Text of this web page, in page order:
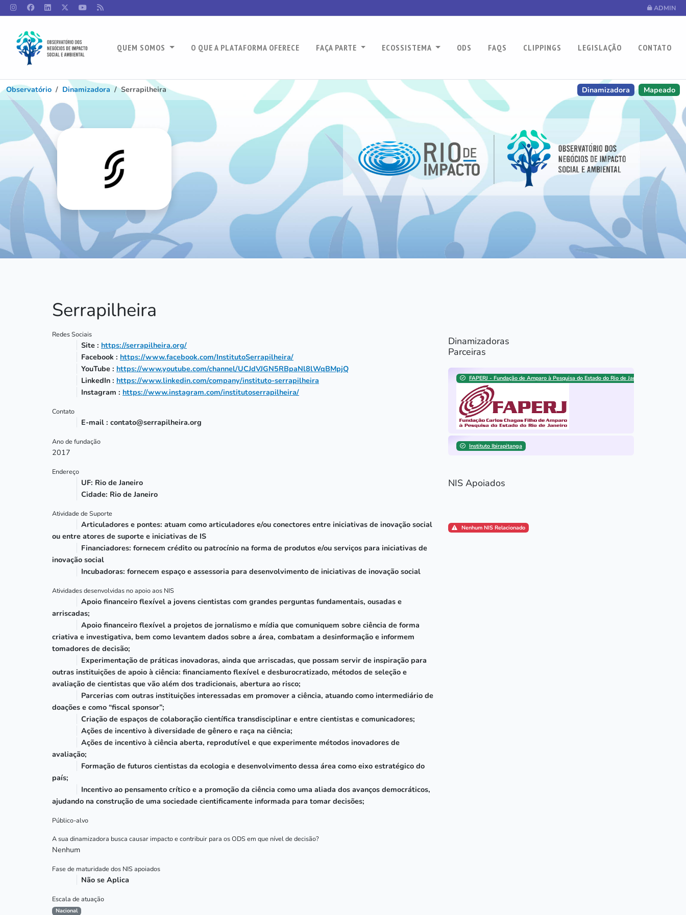
ADMIN
QUEM SOMOS O QUE A PLATAFORMA OFERECE FAÇA PARTE ECOSSISTEMA ODS FAQS CLIPPINGS LEGISLAÇÃO CONTATO
Observatório Dinamizadora Serrapilheira Dinamizadora Mapeado
Serrapilheira
Redes Sociais
Site : https://serrapilheira.org/
Facebook : https://www.facebook.com/InstitutoSerrapilheira/
YouTube : https://www.youtube.com/channel/UCJdVJGN5RBpaNl8lWqBMpjQ
LinkedIn : https://www.linkedin.com/company/instituto-serrapilheira
Instagram : https://www.instagram.com/institutoserrapilheira/
Contato
E-mail : contato@serrapilheira.org
Ano de fundação
2017
Endereço
UF: Rio de Janeiro
Cidade: Rio de Janeiro
Atividade de Suporte
Articuladores e pontes: atuam como articuladores e/ou conectores entre iniciativas de inovação social
ou entre atores de suporte e iniciativas de IS
Financiadores: fornecem crédito ou patrocínio na forma de produtos e/ou serviços para iniciativas de
inovação social
Incubadoras: fornecem espaço e assessoria para desenvolvimento de iniciativas de inovação social
Atividades desenvolvidas no apoio aos NIS
Apoio financeiro flexível a jovens cientistas com grandes perguntas fundamentais, ousadas e
arriscadas;
Apoio financeiro flexível a projetos de jornalismo e mídia que comuniquem sobre ciência de forma
criativa e investigativa, bem como levantem dados sobre a área, combatam a desinformação e informem
tomadores de decisão;
Experimentação de práticas inovadoras, ainda que arriscadas, que possam servir de inspiração para
outras instituições de apoio à ciência: financiamento flexível e desburocratizado, métodos de seleção e
avaliação de cientistas que vão além dos tradicionais, abertura ao risco;
Parcerias com outras instituições interessadas em promover a ciência, atuando como intermediário de
doações e como “fiscal sponsor”;
Criação de espaços de colaboração científica transdisciplinar e entre cientistas e comunicadores;
Ações de incentivo à diversidade de gênero e raça na ciência;
Ações de incentivo à ciência aberta, reprodutível e que experimente métodos inovadores de
avaliação;
Formação de futuros cientistas da ecologia e desenvolvimento dessa área como eixo estratégico do
país;
Incentivo ao pensamento crítico e a promoção da ciência como uma aliada dos avanços democráticos,
ajudando na construção de uma sociedade cientificamente informada para tomar decisões;
Público-alvo
A sua dinamizadora busca causar impacto e contribuir para os ODS em que nível de decisão?
Nenhum
Fase de maturidade dos NIS apoiados
Não se Aplica
Escala de atuação
Nacional
Dinamizadoras
Parceiras
FAPERJ - Fundação de Amparo à Pesquisa do Estado do Rio de Janeiro
Instituto Ibirapitanga
NIS Apoiados
Nenhum NIS Relacionado